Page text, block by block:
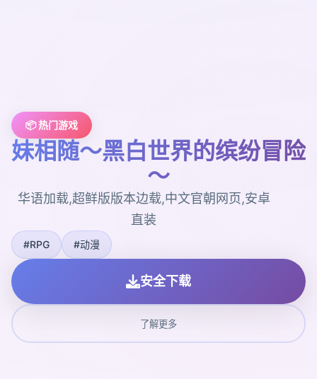
📦 热门游戏
妹相随～黑白世界的缤纷冒险
～
华语加载,超鲜版版本边载,中文官朝网页,安卓
直装
#RPG #动漫
安全下载
了解更多